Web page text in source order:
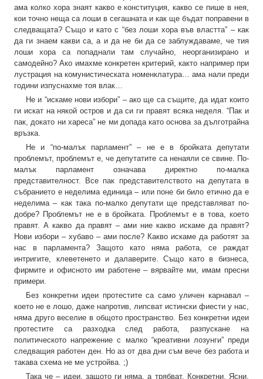
ама колко хора знаят какво е конституция, какво се пише в нея,
кои точно неща са лоши в сегашната и как ще бъдат поправени в
следващата? Също и като с “без лоши хора във властта” – как
да ги знаем какви са, а и да не би да се заблуждаваме, че тия
лоши хора са попаднали там случайно, неорганизирано и
самодейно? Ако имахме конкретен критерий, както например при
лустрация на комунистическата номенклатура… ама нали преди
години изпуснахме тоя влак…
Не и “искаме нови избори” – ако ще са същите, да идат които
ги искат на някой остров и да си ги правят всяка неделя. “Пак и
пак, докато ни хареса” не ми допада като основа за дълготрайна
връзка.
Не и “по-малък парламент” – не е в бройката депутати
проблемът, проблемът е, че депутатите са ненаяли се свине. По-
малък парламент означава директно по-малка
представителност. Все пак представителството на депутата в
събранието е неделима единица – или поне би било етично да е
неделима – как така по-малко депутати ще представляват по-
добре? Проблемът не е в бройката. Проблемът е в това, което
правят. А какво да правят – ами ние какво искаме да правят?
Нови избори – хубаво – ами после? Какво искаме да работят за
нас в парламента? Защото като няма работа, се раждат
интригите, клеветенето и далаверите. Също като в бизнеса,
фирмите и офисното им работене – вярвайте ми, имам пресни
примери.
Без конкретни идеи протестите са само уличен карнавал –
което не е лошо, даже напротив, липсват истински фиести у нас,
няма друго веселие в общото пространство. Без конкретни идеи
протестите са разходка след работа, разпускане на
политическото напрежение с малко “креативни лозунги” преди
следващия работен ден. Но аз от два дни съм вече без работа и
такава схема не ме устройва. ;)
Така че – идеи, защото ги няма, а трябват. Конкретни. Ясни.